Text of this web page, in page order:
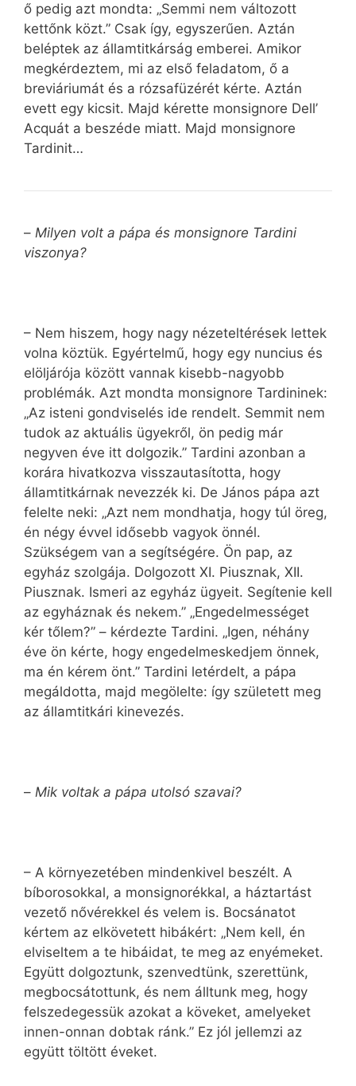
ő pedig azt mondta: „Semmi nem változott
kettőnk közt.” Csak így, egyszerűen. Aztán
beléptek az államtitkárság emberei. Amikor
megkérdeztem, mi az első feladatom, ő a
breviáriumát és a rózsafüzérét kérte. Aztán
evett egy kicsit. Majd kérette monsignore Dell’
Acquát a beszéde miatt. Majd monsignore
Tardinit…
– Milyen volt a pápa és monsignore Tardini
viszonya?
– Nem hiszem, hogy nagy nézeteltérések lettek
volna köztük. Egyértelmű, hogy egy nuncius és
elöljárója között vannak kisebb-nagyobb
problémák. Azt mondta monsignore Tardininek:
„Az isteni gondviselés ide rendelt. Semmit nem
tudok az aktuális ügyekről, ön pedig már
negyven éve itt dolgozik.” Tardini azonban a
korára hivatkozva visszautasította, hogy
államtitkárnak nevezzék ki. De János pápa azt
felelte neki: „Azt nem mondhatja, hogy túl öreg,
én négy évvel idősebb vagyok önnél.
Szükségem van a segítségére. Ön pap, az
egyház szolgája. Dolgozott XI. Piusznak, XII.
Piusznak. Ismeri az egyház ügyeit. Segítenie kell
az egyháznak és nekem.” „Engedelmességet
kér tőlem?” – kérdezte Tardini. „Igen, néhány
éve ön kérte, hogy engedelmeskedjem önnek,
ma én kérem önt.” Tardini letérdelt, a pápa
megáldotta, majd megölelte: így született meg
az államtitkári kinevezés.
– Mik voltak a pápa utolsó szavai?
– A környezetében mindenkivel beszélt. A
bíborosokkal, a monsignorékkal, a háztartást
vezető nővérekkel és velem is. Bocsánatot
kértem az elkövetett hibákért: „Nem kell, én
elviseltem a te hibáidat, te meg az enyémeket.
Együtt dolgoztunk, szenvedtünk, szerettünk,
megbocsátottunk, és nem álltunk meg, hogy
felszedegessük azokat a köveket, amelyeket
innen-onnan dobtak ránk.” Ez jól jellemzi az
együtt töltött éveket.